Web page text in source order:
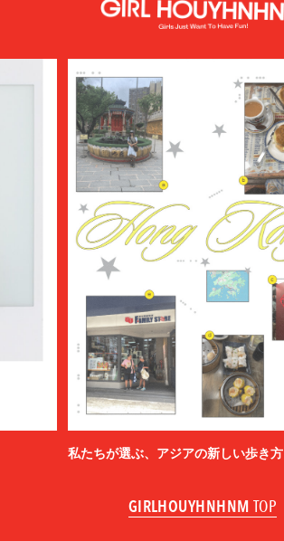
私たちが選ぶ、アジアの新しい歩き方
GIRLHOUYHNHNM TOP